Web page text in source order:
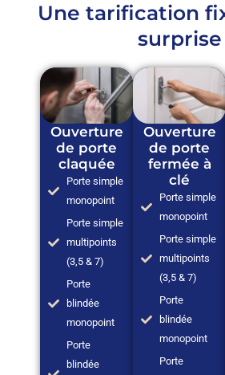
Une tarification
surprise
Ouverture
de porte
claquée
Porte simple
monopoint
Porte simple
multipoints
(3,5 & 7)
Porte
blindée
monopoint
Porte
blindée
Ouverture
de porte
fermée à
clé
Porte simple
monopoint
Porte simple
multipoints
(3,5 & 7)
Porte
blindée
monopoint
Porte